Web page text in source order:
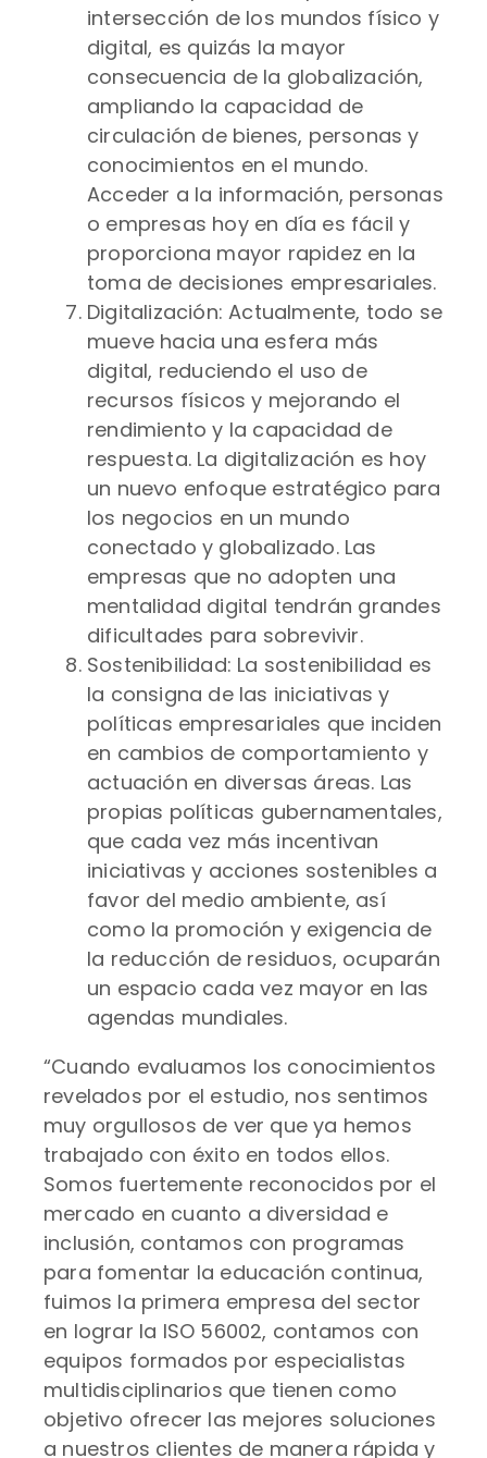
intersección de los mundos físico y
digital, es quizás la mayor
consecuencia de la globalización,
ampliando la capacidad de
circulación de bienes, personas y
conocimientos en el mundo.
Acceder a la información, personas
o empresas hoy en día es fácil y
proporciona mayor rapidez en la
toma de decisiones empresariales.
Digitalización: Actualmente, todo se
mueve hacia una esfera más
digital, reduciendo el uso de
recursos físicos y mejorando el
rendimiento y la capacidad de
respuesta. La digitalización es hoy
un nuevo enfoque estratégico para
los negocios en un mundo
conectado y globalizado. Las
empresas que no adopten una
mentalidad digital tendrán grandes
dificultades para sobrevivir.
Sostenibilidad: La sostenibilidad es
la consigna de las iniciativas y
políticas empresariales que inciden
en cambios de comportamiento y
actuación en diversas áreas. Las
propias políticas gubernamentales,
que cada vez más incentivan
iniciativas y acciones sostenibles a
favor del medio ambiente, así
como la promoción y exigencia de
la reducción de residuos, ocuparán
un espacio cada vez mayor en las
agendas mundiales.
“Cuando evaluamos los conocimientos
revelados por el estudio, nos sentimos
muy orgullosos de ver que ya hemos
trabajado con éxito en todos ellos.
Somos fuertemente reconocidos por el
mercado en cuanto a diversidad e
inclusión, contamos con programas
para fomentar la educación continua,
fuimos la primera empresa del sector
en lograr la ISO 56002, contamos con
equipos formados por especialistas
multidisciplinarios que tienen como
objetivo ofrecer las mejores soluciones
a nuestros clientes de manera rápida y